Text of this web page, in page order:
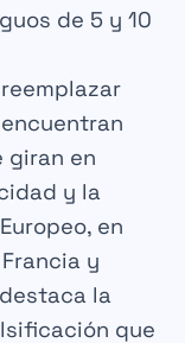
de 5 y 10
giran en
y la
en
y
la
que